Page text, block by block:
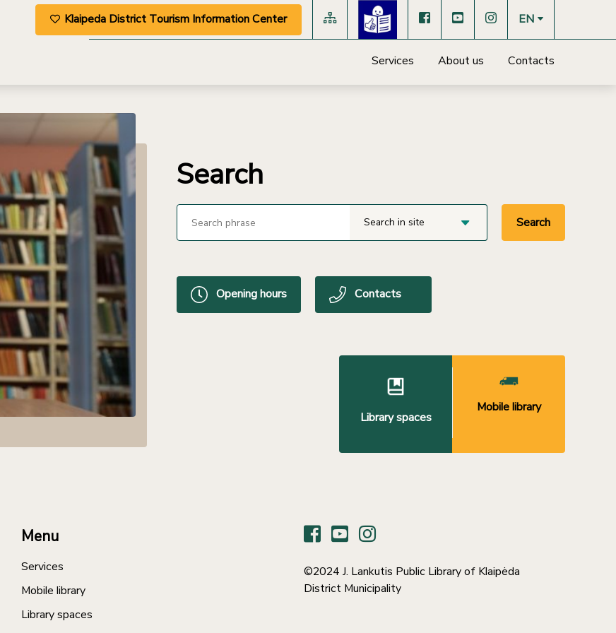
Klaipeda District Tourism Information Center EN
Services About us Contacts
Search
Search in site Search
Opening hours Contacts
Library spaces
Mobile library
Menu
Services
Mobile library
Library spaces
©2024 J. Lankutis Public Library of Klaipėda
District Municipality